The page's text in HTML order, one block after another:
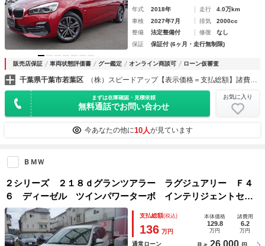
年式 2018年 走行
4.0万km
車検
2027年7月 排気
2000cc
整備
法定整備付 修復
なし
保証
保証付 (6ヶ月・走行無制限)
販売店保証 車両状態評価書 グー鑑定 オンライン商談可 ローン仮審査
千葉県千葉市若葉区 （株）スピードアップ【表示価格＝支払総額】諸費用コミ総額表示専門店
まずは在庫確認・見積依頼
無料通話でお問い合わせ
お気に入り
今あなたの他に10人が見ています
ＢＭＷ
２シリーズ ２１８ｄグランツアラー ラグジュアリー Ｆ４
６ ディーゼル ツインパワーターボ インテリジェントセー
フティ 黒革パワーシート シートヒーター 純正ＨＤＤナ
ビ ＢＴオーディオ Ｂカメラ クリアランスソナー ＥＴ
Ｃ 純正１７インチＡＷ
支払総額(税込)
136 万円
本体価格
129.8
万円
諸費用
6.2
万円
通常ローン